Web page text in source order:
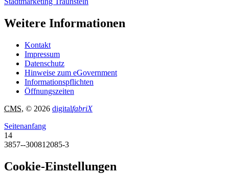
Weitere Informationen
Kontakt
Impressum
Datenschutz
Hinweise zum eGovernment
Informationspflichten
Öffnungszeiten
CMS, © 2026 digitalfabriX
Seitenanfang
14
3857--300812085-3
Cookie-Einstellungen